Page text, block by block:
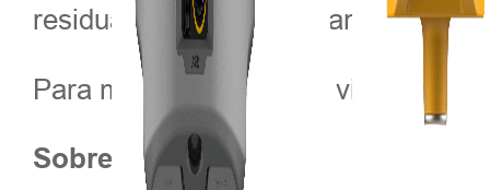
residuais e assim por diante.
Para mais informações, visite
Sobre a Hi-Target: